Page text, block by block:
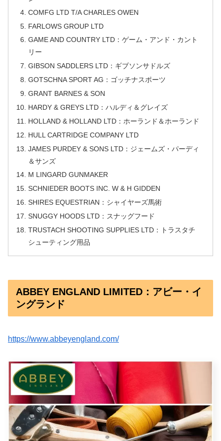
COMFG LTD T/A CHARLES OWEN
FARLOWS GROUP LTD
GAME AND COUNTRY LTD：ゲーム・アンド・カント
リー
GIBSON SADDLERS LTD：ギブソンサドルズ
GOTSCHNA SPORT AG：ゴッチナスポーツ
GRANT BARNES & SON
HARDY & GREYS LTD：ハルディ＆グレイズ
HOLLAND & HOLLAND LTD：ホーランド＆ホーランド
HULL CARTRIDGE COMPANY LTD
JAMES PURDEY & SONS LTD：ジェームズ・パーディ
＆サンズ
M LINGARD GUNMAKER
SCHNIEDER BOOTS INC. W & H GIDDEN
SHIRES EQUESTRIAN：シャイヤーズ馬術
SNUGGY HOODS LTD：スナッグフード
TRUSTACH SHOOTING SUPPLIES LTD：トラスタチ
シューティング用品
ABBEY ENGLAND LIMITED：アビー・イ
ングランド
https://www.abbeyengland.com/